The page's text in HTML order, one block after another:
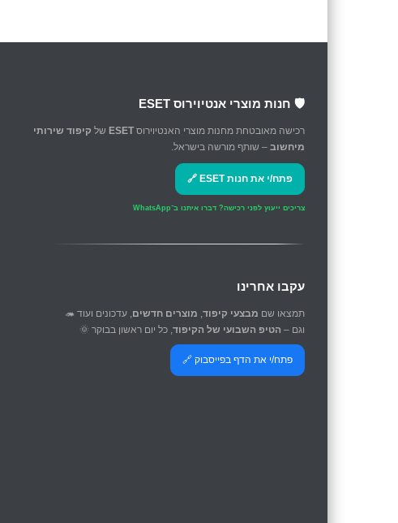
🛡️ חנות מוצרי אנטיוירוס ESET
רכישה מאובטחת מחנות מוצרי האנטיוירוס ESET של קיפוד שירותי
מיחשוב – שותף מורשה בישראל.
פתח/י את חנות ESET 🔗
צריכים ייעוץ לפני רכישה? דברו איתנו ב־WhatsApp
עקבו אחרינו
תמצאו שם מבצעי קיפוד מוצרים חדשים , עדכונים ועוד 🦔
וגם – הטיפ השבועי של הקיפוד , כל יום ראשון בבוקר 🌞
פתח/י את הדף בפייסבוק 🔗